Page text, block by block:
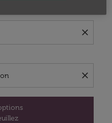
close
close